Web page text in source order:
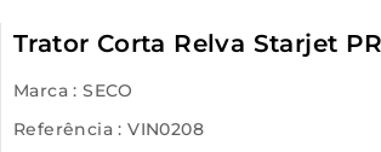
Trator Corta Relva Starjet
Marca : SECO
Referência : VIN0208